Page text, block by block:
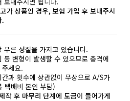
가 상품인 경우, 보험 가입 후 보내주시
.
무른 성질을 가지고 있습니다.
등 변형이 발생할 수 있으므로 충격에
세요.
과 횟수에 상관없이 무상으로 A/S가
택배비 본인 부담)
작 후 마무리 단계에 도금이 들어가게